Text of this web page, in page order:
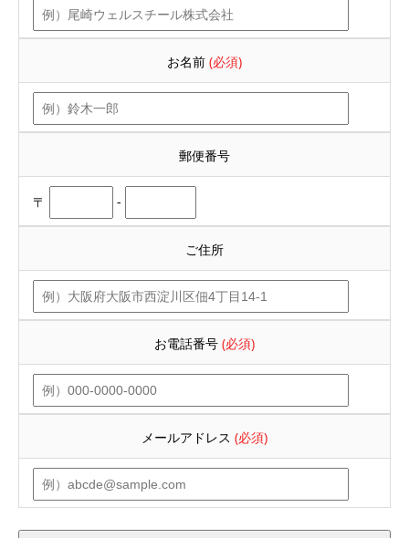
お名前 (必須)
郵便番号
〒 -
ご住所
お電話番号 (必須)
メールアドレス (必須)